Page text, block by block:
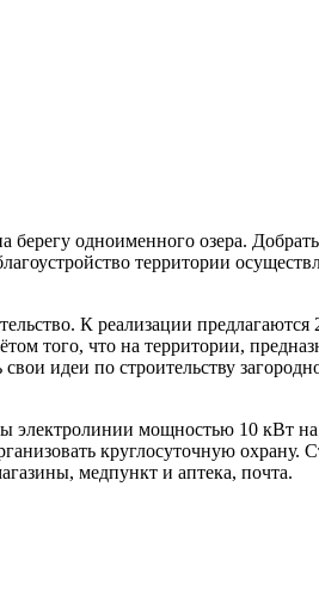
одноименного озера.
территории
К реализации предлагаются
того, что на территории,
идеи по строительству
электролинии мощностью 10 кВт
круглосуточную охрану.
медпункт и аптека, почта.